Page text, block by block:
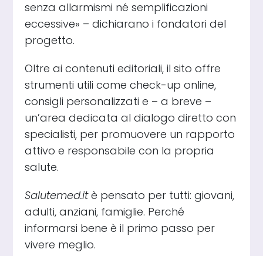
senza allarmismi né semplificazioni
eccessive» – dichiarano i fondatori del
progetto.
Oltre ai contenuti editoriali, il sito offre
strumenti utili come check-up online,
consigli personalizzati e – a breve –
un’area dedicata al dialogo diretto con
specialisti, per promuovere un rapporto
attivo e responsabile con la propria
salute.
Salutemed.itè pensato per tutti: giovani,
adulti, anziani, famiglie. Perché
informarsi bene è il primo passo per
vivere meglio.